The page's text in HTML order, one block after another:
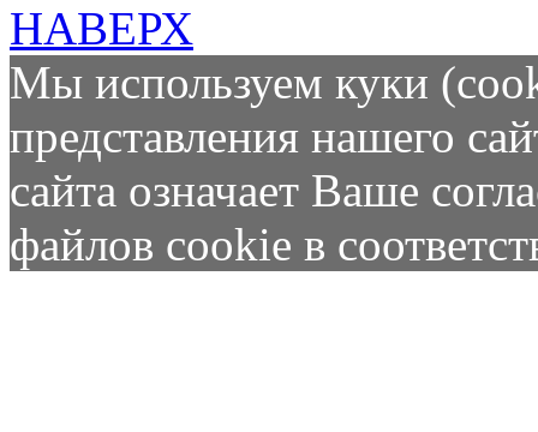
НАВЕРХ
Мы используем куки
представления нашего
сайта означает Ваше
файлов cookie в